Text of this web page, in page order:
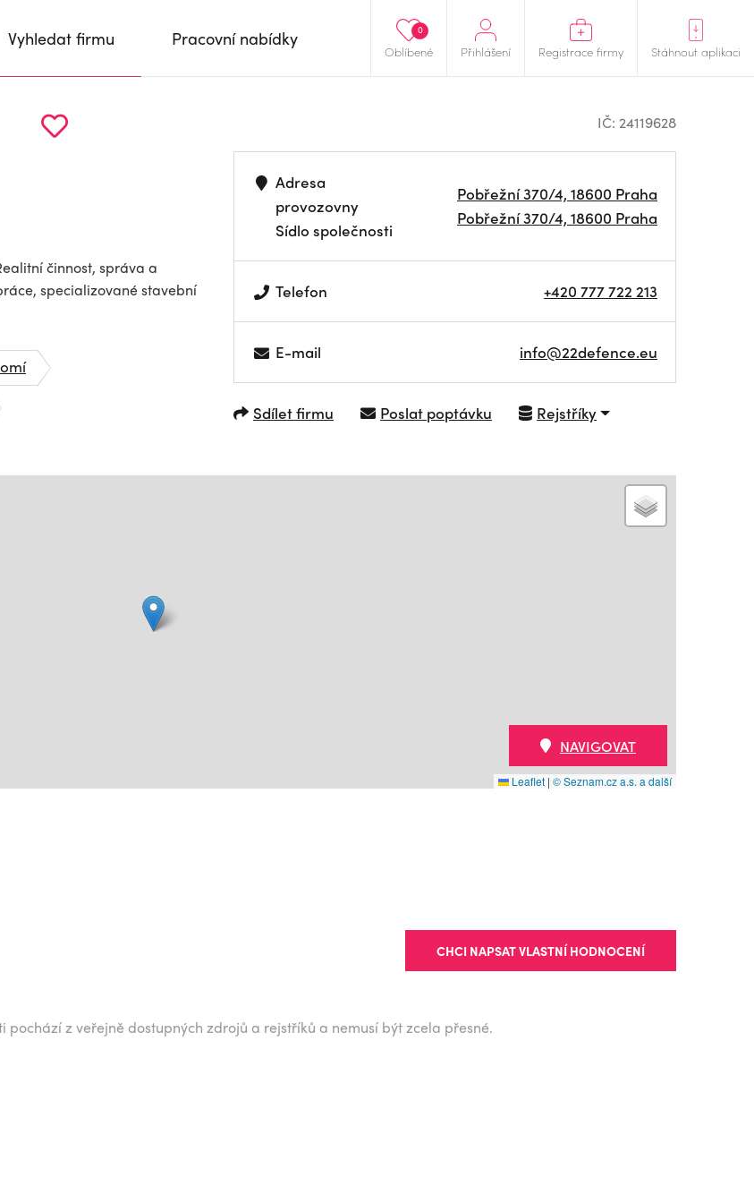
Oblíbené
0
Přihlášení Registrace firmy Stáhnout aplikaci
Vyhledat firmu Pracovní nabídky
činnost, správa a
specializované stavební
IČ: 24119628
Adresa
provozovny
Sídlo společnosti
Pobřežní 370/4, 18600 Praha
Pobřežní 370/4, 18600 Praha
Telefon +420 777 722 213
E-mail info@22defence.eu
Sdílet firmu Poslat poptávku Rejstříky
Leaflet | © Seznam.cz a.s. a další
NAVIGOVAT
CHCI NAPSAT VLASTNÍ HODNOCENÍ
pochází z veřejně dostupných zdrojů a rejstříků a nemusí být zcela přesné.